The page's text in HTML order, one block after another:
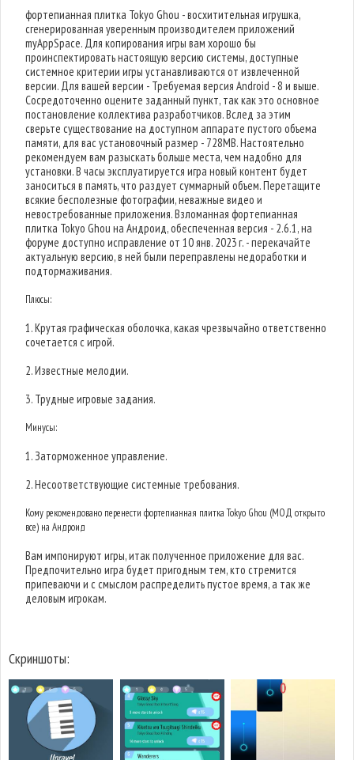
фортепианная плитка Tokyo Ghou - восхитительная игрушка,
сгенерированная уверенным производителем приложений
myAppSpace. Для копирования игры вам хорошо бы
проинспектировать настоящую версию системы, доступные
системное критерии игры устанавливаются от извлеченной
версии. Для вашей версии - Требуемая версия Android - 8 и выше.
Сосредоточенно оцените заданный пункт, так как это основное
постановление коллектива разработчиков. Вслед за этим
сверьте существование на доступном аппарате пустого объема
памяти, для вас установочный размер - 728MB. Настоятельно
рекомендуем вам разыскать больше места, чем надобно для
установки. В часы эксплуатируется игра новый контент будет
заноситься в память, что раздует суммарный объем. Перетащите
всякие бесполезные фотографии, неважные видео и
невостребованные приложения. Взломанная фортепианная
плитка Tokyo Ghou на Андроид, обеспеченная версия - 2.6.1, на
форуме доступно исправление от 10 янв. 2023 г. - перекачайте
актуальную версию, в ней были переправлены недоработки и
подтормаживания.
Плюсы:
1. Крутая графическая оболочка, какая чрезвычайно ответственно
сочетается с игрой.
2. Известные мелодии.
3. Трудные игровые задания.
Минусы:
1. Заторможенное управление.
2. Несоответствующие системные требования.
Кому рекомендовано перенести фортепианная плитка Tokyo Ghou (МОД открыто
все) на Андроид
Вам импонируют игры, итак полученное приложение для вас.
Предпочительно игра будет пригодным тем, кто стремится
припеваючи и с смыслом распределить пустое время, а так же
деловым игрокам.
Скриншоты: